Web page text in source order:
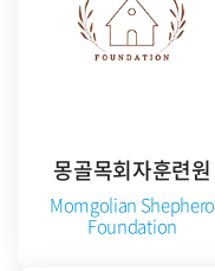
몽골목회자훈련원
Momgolian Shephero
Foundation